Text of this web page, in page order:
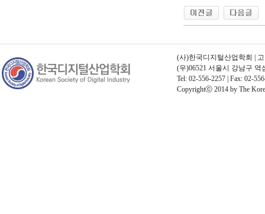
(사)한국디지털산업학회 |
(우)06521 서울시 강남구
Tel: 02-556-2257 | Fax: 02-
Copyrightⓒ 2014 by The